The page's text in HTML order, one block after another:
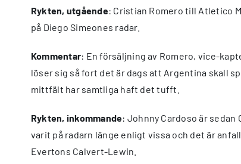
Rykten, utgående: Cristian Romero till Atletico
på Diego Simeones radar.
Kommentar: En försäljning av Romero, vice-
löser sig så fort det är dags att Argentina skall
mittfält har samtliga haft det tufft.
Rykten, inkommande: Johnny Cardoso är
varit på radarn länge enligt vissa och det är
Evertons Calvert-Lewin.